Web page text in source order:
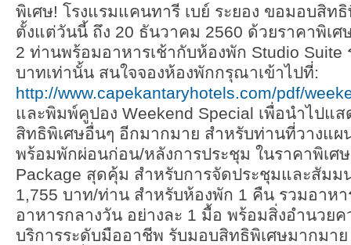
พิเศษ! โรงแรมแคนทารี เบย์ ระยอง ขอมอบสิท
ตั้งแต่วันนี้ ถึง 20 ธันวาคม 2560 ด้วยราคาพิเศ
2 ท่านพร้อมอาหารเช้ากับห้องพัก Studio Suite
บาทเท่านั้น สนใจจองห้องพักกรุณาเข้าไปที่:
http://www.capekantaryhotels.com/pdf/
และพิมพ์คูปอง Weekend Special เพื่อนำไปแ
สิทธิพิเศษอื่นๆ อีกมากมาย สำหรับท่านที่วางแ
พร้อมพักผ่อนก่อน/หลังการประชุม ในราคาพิเศ
Package สุดคุ้ม สำหรับการจัดประชุมและสัมม
1,755 บาท/ท่าน สำหรับห้องพัก 1 คืน รวมอาห
อาหารกลางวัน อย่างละ 1 มื้อ พร้อมสิ่งอำนวย
บริการระดับมืออาชีพ รับมอบสิทธิพิเศษมากมา